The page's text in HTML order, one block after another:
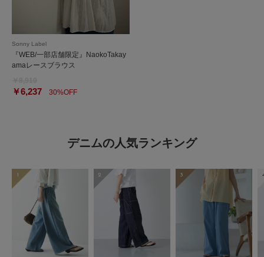
Sonny Label
『WEB/一部店舗限定』NaokoTakay
amaレースブラウス
￥6,237 30%OFF
デニムの人気ランキング
1 2 3